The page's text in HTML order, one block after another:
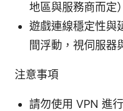
地區與服務商而定）
遊戲連線穩定性與
間浮動，視伺服器
注意事項
請勿使用 VPN 進